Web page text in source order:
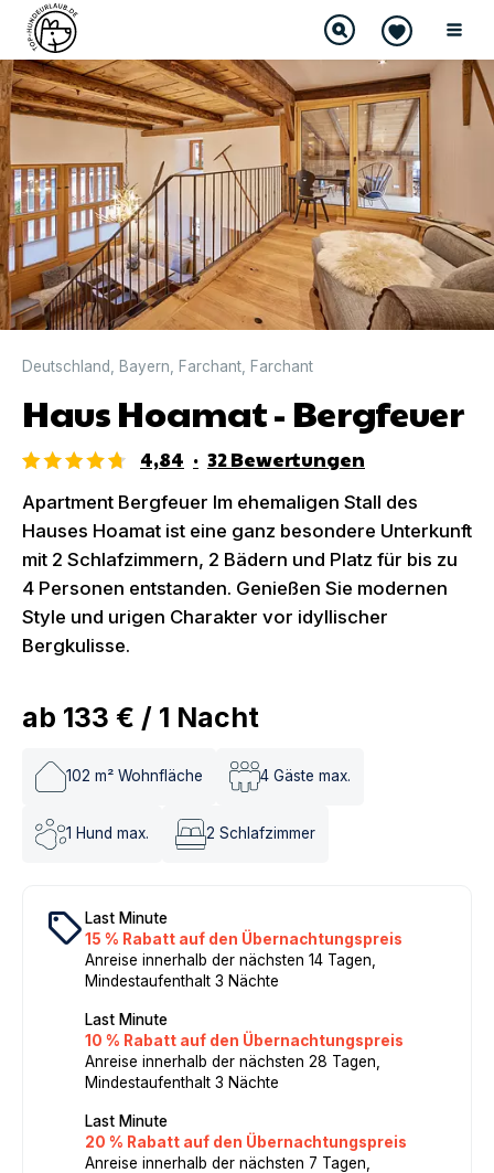
DIREKT BUCHBAR
Deutschland Bayern Farchant Farchant
Haus Hoamat - Bergfeuer
4,84 · 32Bewertungen
Apartment Bergfeuer Im ehemaligen Stall des
Hauses Hoamat ist eine ganz besondere Unterkunft
mit 2 Schlafzimmern, 2 Bädern und Platz für bis zu
4 Personen entstanden. Genießen Sie modernen
Style und urigen Charakter vor idyllischer
Bergkulisse.
ab 133 € / 1 Nacht
102 m² Wohnfläche 4 Gäste max.
1 Hund max. 2 Schlafzimmer
local_offer Last Minute
15 % Rabatt auf den Übernachtungspreis
Anreise innerhalb der nächsten 14 Tagen,
Mindestaufenthalt 3 Nächte
Last Minute
10 % Rabatt auf den Übernachtungspreis
Anreise innerhalb der nächsten 28 Tagen,
Mindestaufenthalt 3 Nächte
Last Minute
20 % Rabatt auf den Übernachtungspreis
Anreise innerhalb der nächsten 7 Tagen,